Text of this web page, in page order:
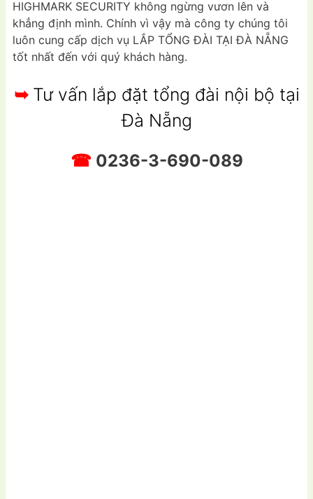
HIGHMARK SECURITY không ngừng vươn lên và
khẳng định mình. Chính vì vậy mà công ty chúng tôi
luôn cung cấp dịch vụ LẮP TỔNG ĐÀI TẠI ĐÀ NẴNG
tốt nhất đến với quý khách hàng.
➥ Tư vấn lắp đặt tổng đài nội bộ tại
Đà Nẵng
☎ 0236-3-690-089